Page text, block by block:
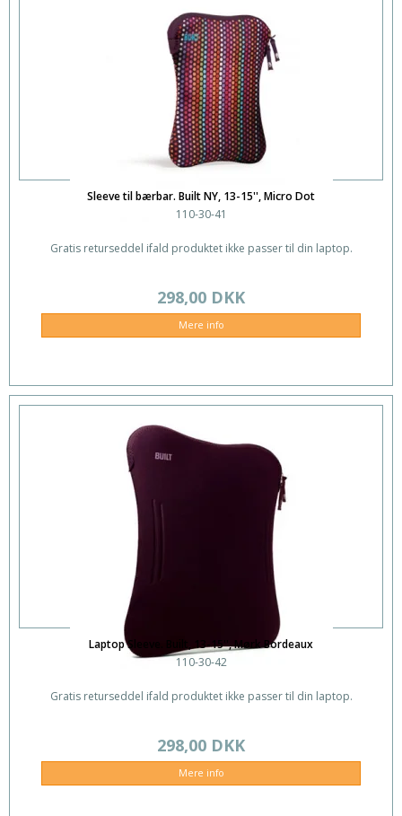
Sleeve til bærbar. Built NY, 13-15'', Micro Dot
110-30-41
Gratis returseddel ifald produktet ikke passer til din laptop.
298,00 DKK
Mere info
Laptop Sleeve. Built, 13-15'', Mørk Bordeaux
110-30-42
Gratis returseddel ifald produktet ikke passer til din laptop.
298,00 DKK
Mere info